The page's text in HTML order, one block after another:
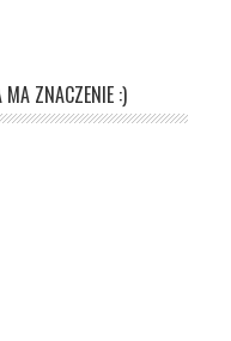
ZNACZENIE :)